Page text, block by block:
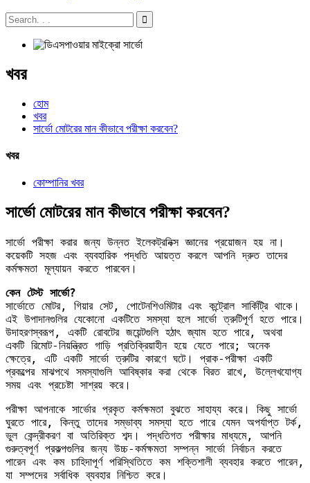
খবর
হোম
খবর
সার্ভো মোটরের মান কীভাবে পরীক্ষা করবেন?
খবর
কোম্পানির খবর
সার্ভো মোটরের মান কীভাবে পরীক্ষা করবেন?
সার্ভো পরীক্ষা করার জন্য উন্নত ইলেকট্রনিক্স জ্ঞানের প্রয়োজন হয় না।
কয়েকটি সহজ এবং ব্যবহারিক পদ্ধতি আয়ত্ত করলে আপনি দ্রুত তাদের
কর্মক্ষমতা মূল্যায়ন করতে পারবেন।
কেন টেস্ট সার্ভো?
সার্ভোতে মোটর, গিয়ার সেট, পোটেনশিওমিটার এবং কন্ট্রোল সার্কিট্রি থাকে।
এই উপাদানগুলির যেকোনো একটিতে সমস্যা হলে সার্ভো ত্রুটিপূর্ণ হতে পারে।
উদাহরণস্বরূপ, একটি রোবটের জয়েন্টগুলি হঠাৎ জ্যাম হতে পারে, অথবা
একটি রিমোট-নিয়ন্ত্রিত গাড়ি প্রতিক্রিয়াহীন হয়ে যেতে পারে; অনেক
ক্ষেত্রে, এটি একটি সার্ভো ত্রুটির কারণে ঘটে। প্রাক-পরীক্ষা একটি
প্রকল্পের মাঝপথে সমস্যাগুলি আবিষ্কার করা থেকে বিরত রাখে, উল্লেখযোগ্য
সময় এবং প্রচেষ্টা সাশ্রয় করে।
পরীক্ষা আপনাকে সার্ভোর প্রকৃত কর্মক্ষমতা বুঝতে সাহায্য করে। কিছু সার্ভো
ঘুরতে পারে, কিন্তু তাদের সম্ভাব্য সমস্যা হতে পারে যেমন অপর্যাপ্ত টর্ক,
ভুল কেন্দ্রীকরণ বা অতিরিক্ত শব্দ। পদ্ধতিগত পরীক্ষার মাধ্যমে, আপনি
গুরুত্বপূর্ণ প্রকল্পগুলির জন্য উচ্চ-কর্মক্ষমতা সম্পন্ন সার্ভো নির্বাচন করতে
পারেন এবং কম চাহিদাপূর্ণ পরিস্থিতিতে কম শক্তিশালী ব্যবহার করতে পারেন,
যা সম্পদের সর্বাধিক ব্যবহার নিশ্চিত করে।